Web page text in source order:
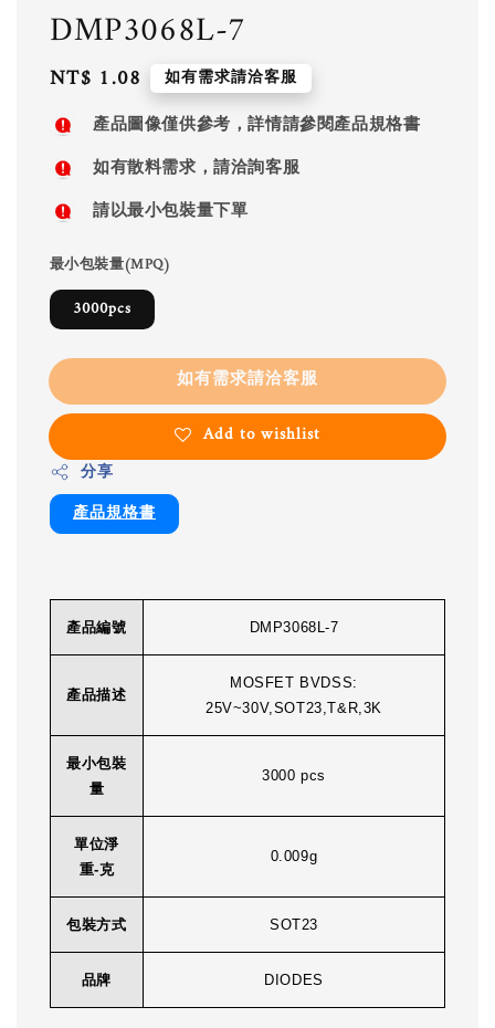
DMP3068L-7
Regular
price
NT$ 1.08 如有需求請洽客服
產品圖像僅供參考，詳情請參閱產品規格書
如有散料需求，請洽詢客服
請以最小包裝量下單
最小包裝量(MPQ)
3000pcs
如有需求請洽客服
Add to wishlist
分享
產品規格書
產品編號 DMP3068L-7
產品描述
MOSFET BVDSS:
25V~30V,SOT23,T&R,3K
最小包裝
量
3000 pcs
單位淨
重-克
0.009g
包裝方式 SOT23
品牌 DIODES